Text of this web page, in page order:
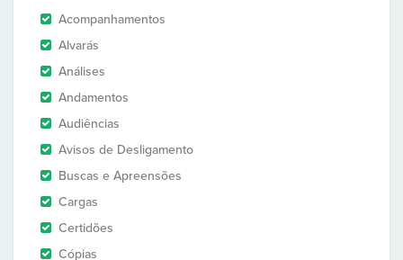
Acompanhamentos
Alvarás
Análises
Andamentos
Audiências
Avisos de Desligamento
Buscas e Apreensões
Cargas
Certidões
Cópias